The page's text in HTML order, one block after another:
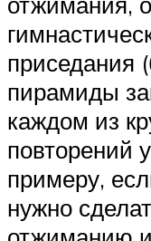
приседания
пирамиды
каждом из
повторений
примеру,
нужно